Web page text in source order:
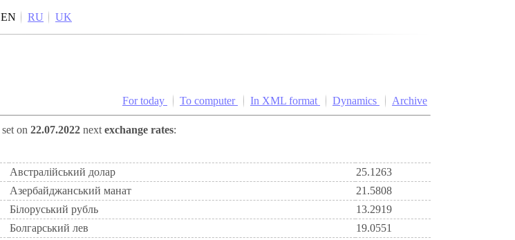
EN RU UK
For today To computer In XML format Dynamics Archive
set on 22.07.2022 next exchange rates:
Австралійський долар
25.1263
Азербайджанський манат
21.5808
Бiлоруський рубль
13.2919
Болгарський лев
19.0551